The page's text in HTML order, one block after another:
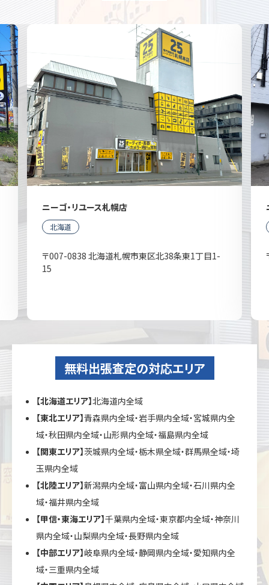
ニーゴ・リユース札幌店
北海道
〒007-0838 北海道札幌市東区北38条東1丁目1-
15
無料出張査定の対応エリア
【北海道エリア】北海道内全域
【東北エリア】青森県内全域・岩手県内全域・宮城県内全
域・秋田県内全域・山形県内全域・福島県内全域
【関東エリア】茨城県内全域・栃木県全域・群馬県全域・埼
玉県内全域
【北陸エリア】新潟県内全域・富山県内全域・石川県内全
域・福井県内全域
【甲信・東海エリア】千葉県内全域・東京都内全域・神奈川
県内全域・山梨県内全域・長野県内全域
【中部エリア】岐阜県内全域・静岡県内全域・愛知県内全
域・三重県内全域